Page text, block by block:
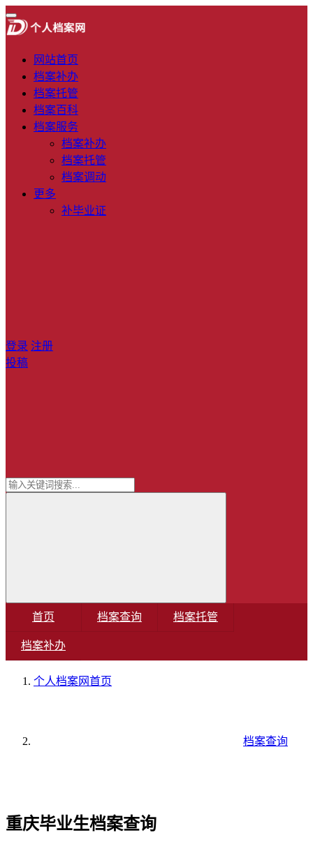
网站首页
档案补办
档案托管
档案百科
档案服务
档案补办
档案托管
档案调动
更多
补毕业证
登录 注册
投稿
首页 档案查询 档案托管
档案补办
个人档案网首页
档案查询
重庆毕业生档案查询